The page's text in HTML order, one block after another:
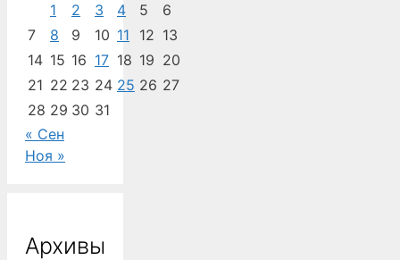
1
2 3 4 5
6
7
8 9 10 11 12 13
14 15 16 17 18 19 20
21 22 23 24 25 26 27
28 29 30 31
« Сен
Ноя »
Архивы